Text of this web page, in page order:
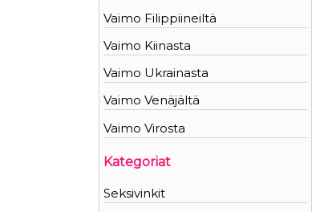
Vaimo Filippiineiltä
Vaimo Kiinasta
Vaimo Ukrainasta
Vaimo Venäjältä
Vaimo Virosta
Kategoriat
Seksivinkit